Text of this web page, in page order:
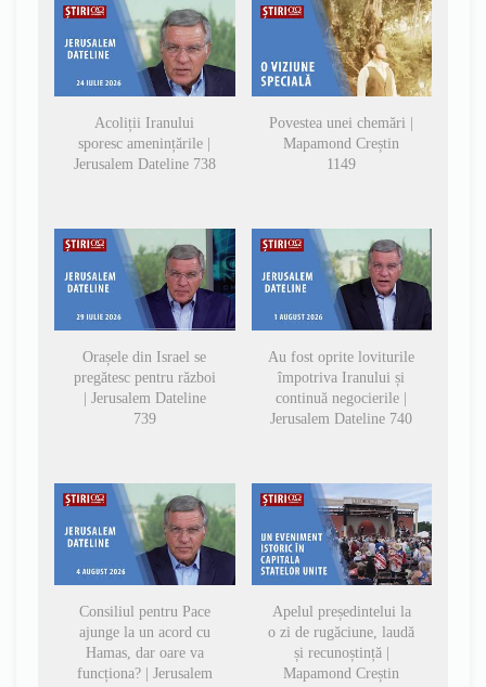
Acoliții Iranului
sporesc amenințările |
Jerusalem Dateline 738
Povestea unei chemări |
Mapamond Creștin
1149
Orașele din Israel se
pregătesc pentru război
| Jerusalem Dateline
739
Au fost oprite loviturile
împotriva Iranului și
continuă negocierile |
Jerusalem Dateline 740
Consiliul pentru Pace
ajunge la un acord cu
Hamas, dar oare va
funcționa? | Jerusalem
Apelul președintelui la
o zi de rugăciune, laudă
și recunoștință |
Mapamond Creștin